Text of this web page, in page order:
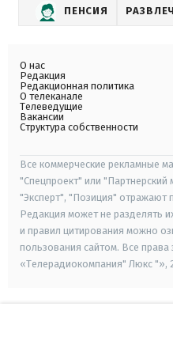
ПЕНСИЯ
О нас
Редакция
Редакционная политика
О телеканале
Телеведущие
Вакансии
Структура собственности
Все коммерческие рекламные
"Спецпроект" или
"Эксперт", "Позиция" отражают
Редакция может не разделять
и правил цитирования можно
пользования сайтом. Все
«Телерадиокомпания" Люкс "»,